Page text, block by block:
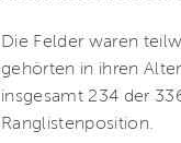
Die Felder waren
gehörten in ihren
insgesamt 234 der
Ranglistenposition.